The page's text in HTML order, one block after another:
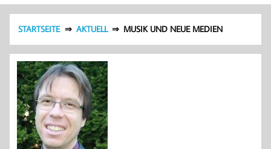
STARTSEITE AKTUELL MUSIK UND NEUE MEDIEN